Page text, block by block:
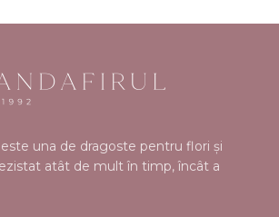
una de dragoste pentru flori şi
atât de mult în timp, încât a